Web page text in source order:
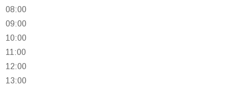
08:00
09:00
10:00
11:00
12:00
13:00